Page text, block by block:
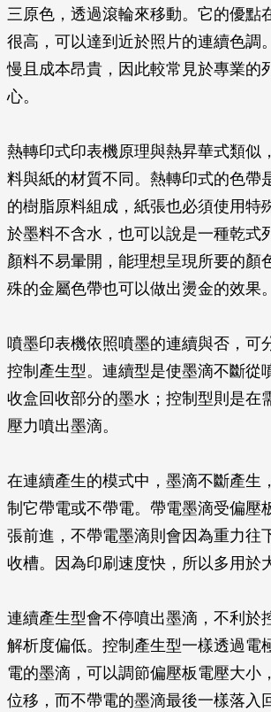
三原色，透過滾輪來移動。它的優點
很高，可以達到近於照片的連續色調
慢且成本昂貴，因此較常見於專業的
心。
熱轉印式印表機原理與熱昇華式類似
料與紙的材質不同。熱轉印式的色帶
的樹脂原料組成，紙張也必須使用特
於墨料不含水，也可以說是一種乾式
顏料不易暈開，能理想呈現所要的顏
殊的金屬色帶也可以做出燙金的效果。
噴墨印表機依照噴墨的連續與否，可
控制產生型。連續型是使墨滴不斷從
收盒回收部分的墨水；控制型則是在
壓力噴出墨滴。
在連續產生的模式中，墨滴不斷產生
制它帶電或不帶電。帶電墨滴受偏壓
張前進，不帶電墨滴則會因為重力往
收槽。因為印刷速度快，所以多用於
連續產生型會不停噴出墨滴，不利於
解析度偏低。控制產生型一樣透過電
電的墨滴，可以調節偏壓板電壓大小
位移，而不帶電的墨滴最後一樣落入